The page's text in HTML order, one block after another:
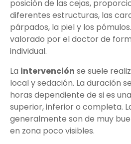
posición de las cejas,
diferentes estructuras, las
párpados, la piel y los
valorado por el doctor de
individual.
La intervención se suele
local y sedación. La duración
horas dependiente de si es
superior, inferior o completa.
generalmente son de muy
en zona poco visibles.